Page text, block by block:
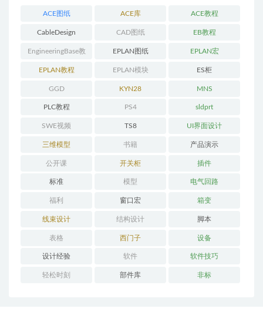
ACE图纸 ACE库 ACE教程
CableDesign CAD图纸 EB教程
EngineeringBase教
程
EPLAN图纸 EPLAN宏
EPLAN教程 EPLAN模块 ES柜
GGD KYN28 MNS
PLC教程 PS4 sldprt
SWE视频 TS8 UI界面设计
三维模型 书籍 产品演示
公开课 开关柜 插件
标准 模型 电气回路
福利 窗口宏 箱变
线束设计 结构设计 脚本
表格 西门子 设备
设计经验 软件 软件技巧
轻松时刻 部件库 非标